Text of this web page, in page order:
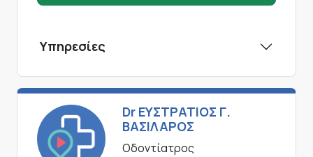
Υπηρεσίες
Dr ΕΥΣΤΡΑΤΙΟΣ Γ.
ΒΑΣΙΛΑΡΟΣ
Οδοντίατρος